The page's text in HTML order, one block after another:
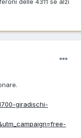
giradischi-